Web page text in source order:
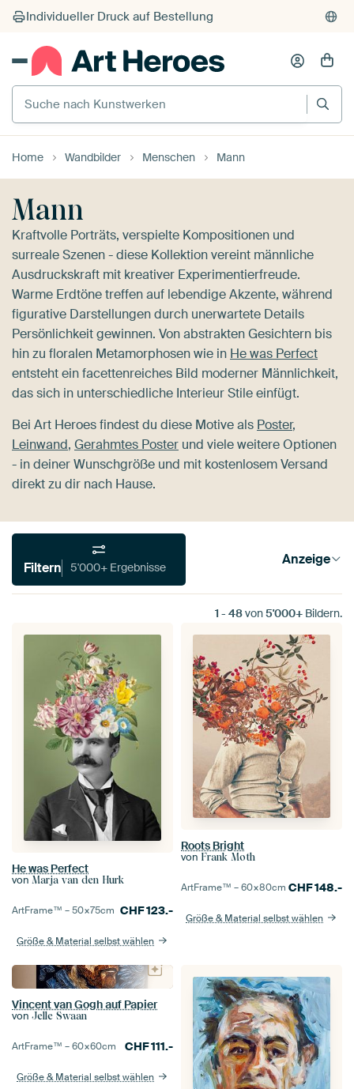
Suche nach Kunstwerken
Home Wandbilder Menschen Mann
Mann
Kraftvolle Porträts, verspielte Kompositionen und
surreale Szenen - diese Kollektion vereint männliche
Ausdruckskraft mit kreativer Experimentierfreude.
Warme Erdtöne treffen auf lebendige Akzente, während
figurative Darstellungen durch unerwartete Details
Persönlichkeit gewinnen. Von abstrakten Gesichtern bis
hin zu floralen Metamorphosen wie in He was Perfect
entsteht ein facettenreiches Bild moderner Männlichkeit,
das sich in unterschiedliche Interieur Stile einfügt.
Bei Art Heroes findest du diese Motive als Poster,
Leinwand, Gerahmtes Poster und viele weitere Optionen
- in deiner Wunschgröße und mit kostenlosem Versand
direkt zu dir nach Hause.
Filtern 5'000+ Ergebnisse Anzeige
1 - 48von5'000+ Bildern.
He was Perfect
von Marja van den Hurk
ArtFrame™ –50×75cm CHF123.-
Größe & Material selbst wählen
Roots Bright
von Frank Moth
ArtFrame™ –60×80cm CHF148.-
Größe & Material selbst wählen
Vincent van Gogh auf Papier
von Jelle Swaan
ArtFrame™ –60×60cm CHF111.-
Größe & Material selbst wählen